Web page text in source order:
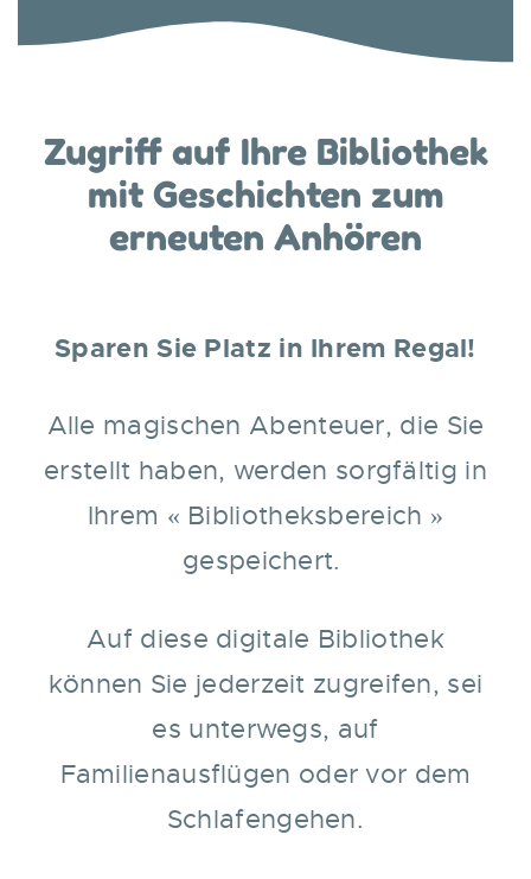
Zugriff auf Ihre Bibliothek
mit Geschichten zum
erneuten Anhören
Sparen Sie Platz in Ihrem Regal!
Alle magischen Abenteuer, die Sie
erstellt haben, werden sorgfältig in
Ihrem « Bibliotheksbereich »
gespeichert.
Auf diese digitale Bibliothek
können Sie jederzeit zugreifen, sei
es unterwegs, auf
Familienausflügen oder vor dem
Schlafengehen.